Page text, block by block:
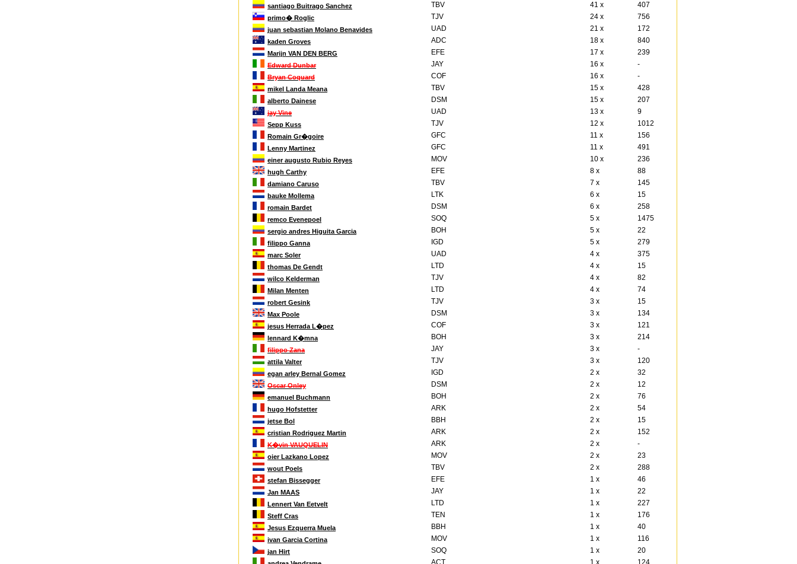
santiago Buitrago Sanchez TBV 41 x 407
primo� Roglic TJV 24 x 756
juan sebastian Molano Benavides UAD 21 x 172
kaden Groves ADC 18 x 840
Marijn VAN DEN BERG EFE 17 x 239
Edward Dunbar JAY 16 x -
Bryan Coquard COF 16 x -
mikel Landa Meana TBV 15 x 428
alberto Dainese DSM 15 x 207
jay Vine UAD 13 x 9
Sepp Kuss TJV 12 x 1012
Romain Gr�goire GFC 11 x 156
Lenny Martinez GFC 11 x 491
einer augusto Rubio Reyes MOV 10 x 236
hugh Carthy EFE 8 x 88
damiano Caruso TBV 7 x 145
bauke Mollema LTK 6 x 15
romain Bardet DSM 6 x 258
remco Evenepoel SOQ 5 x 1475
sergio andres Higuita Garcia BOH 5 x 22
filippo Ganna IGD 5 x 279
marc Soler UAD 4 x 375
thomas De Gendt LTD 4 x 15
wilco Kelderman TJV 4 x 82
Milan Menten LTD 4 x 74
robert Gesink TJV 3 x 15
Max Poole DSM 3 x 134
jesus Herrada L�pez COF 3 x 121
lennard K�mna BOH 3 x 214
filippo Zana JAY 3 x -
attila Valter TJV 3 x 120
egan arley Bernal Gomez IGD 2 x 32
Oscar Onley DSM 2 x 12
emanuel Buchmann BOH 2 x 76
hugo Hofstetter ARK 2 x 54
jetse Bol BBH 2 x 15
cristian Rodriguez Martin ARK 2 x 152
K�vin VAUQUELIN ARK 2 x -
oier Lazkano Lopez MOV 2 x 23
wout Poels TBV 2 x 288
stefan Bissegger EFE 1 x 46
Jan MAAS JAY 1 x 22
Lennert Van Eetvelt LTD 1 x 227
Steff Cras TEN 1 x 176
Jesus Ezquerra Muela BBH 1 x 40
ivan Garcia Cortina MOV 1 x 116
jan Hirt SOQ 1 x 20